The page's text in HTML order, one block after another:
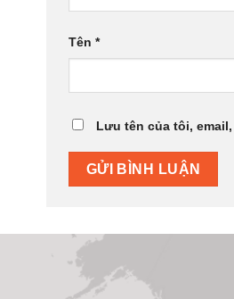
Tên *
Lưu tên của tôi,